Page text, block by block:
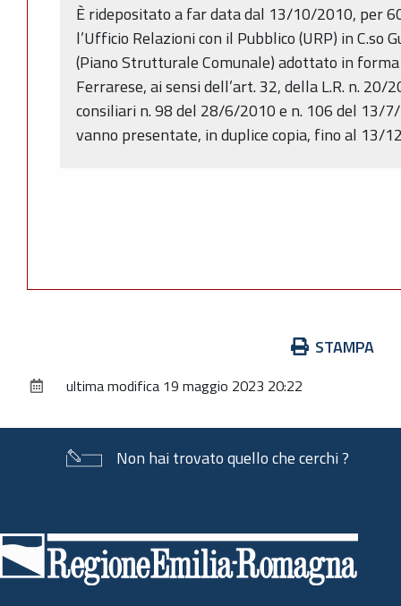
È ridepositato a far data dal 13/10/2010, per
l’Ufficio Relazioni con il Pubblico (URP) in C.so
(Piano Strutturale Comunale) adottato in
Ferrarese, ai sensi dell’art. 32, della L.R. n. 20/
consiliari n. 98 del 28/6/2010 e n. 106 del 13/
vanno presentate, in duplice copia, fino al 13/
documento
STAMPA
ultima modifica 19 maggio 2023 20:22
Non hai trovato quello che cerchi ?
di
pagina